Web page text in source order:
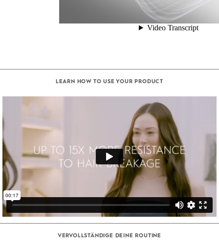
LEARN HOW TO USE YOUR PRODUCT
VERVOLLSTÄNDIGE DEINE ROUTINE